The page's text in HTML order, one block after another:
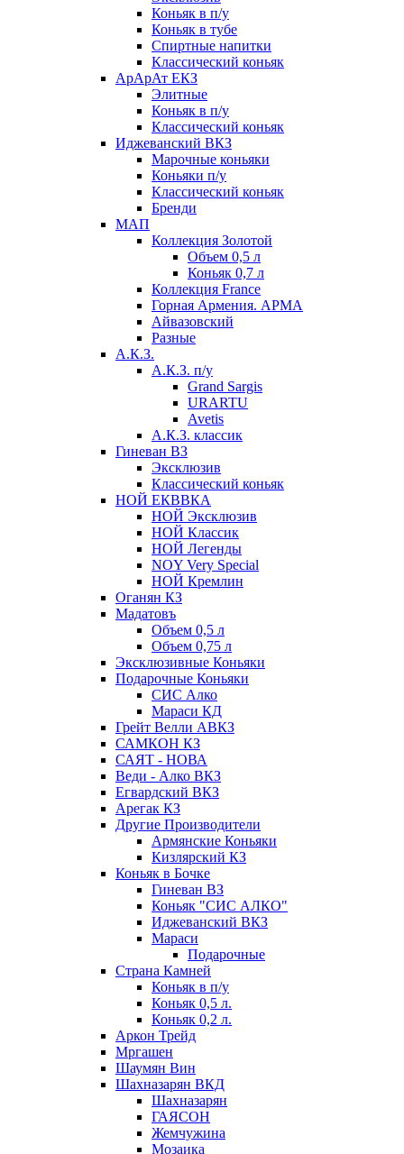
Коньяк в п/у
Коньяк в тубе
Спиртные напитки
Классический коньяк
АрАрАт ЕКЗ
Элитные
Коньяк в п/у
Классический коньяк
Иджеванский ВКЗ
Марочные коньяки
Коньяки п/у
Классический коньяк
Бренди
МАП
Коллекция Золотой
Объем 0,5 л
Коньяк 0,7 л
Коллекция France
Горная Армения. АРМА
Айвазовский
Разные
А.К.З.
А.К.З. п/у
Grand Sargis
URARTU
Avetis
А.К.З. классик
Гиневан ВЗ
Эксклюзив
Классический коньяк
НОЙ ЕКВВКА
НОЙ Эксклюзив
НОЙ Классик
НОЙ Легенды
NOY Very Speсial
НОЙ Кремлин
Оганян КЗ
Мадатовъ
Объем 0,5 л
Объем 0,75 л
Эксклюзивные Коньяки
Подарочные Коньяки
СИС Алко
Мараси КД
Грейт Велли АВКЗ
САМКОН КЗ
САЯТ - НОВА
Веди - Алко ВКЗ
Егвардский ВКЗ
Арегак КЗ
Другие Производители
Армянские Коньяки
Кизлярский КЗ
Коньяк в Бочке
Гиневан ВЗ
Коньяк "СИС АЛКО"
Иджеванский ВКЗ
Мараси
Подарочные
Страна Камней
Коньяк в п/у
Коньяк 0,5 л.
Коньяк 0,2 л.
Аркон Трейд
Мргашен
Шаумян Вин
Шахназарян ВКД
Шахназарян
ГАЯСОН
Жемчужина
Мозаика